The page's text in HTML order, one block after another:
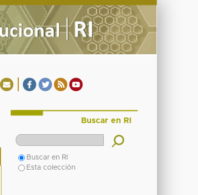
Buscar en RI
Buscar en RI
Esta colección